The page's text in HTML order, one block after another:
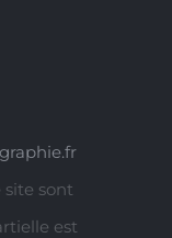
site sont
est